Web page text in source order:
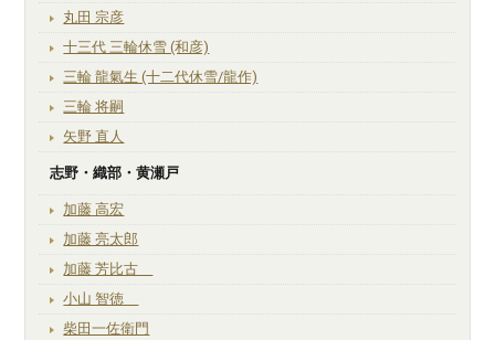
丸田 宗彦
十三代 三輪休雪 (和彦)
三輪 龍氣生 (十二代休雪/龍作)
三輪 将嗣
矢野 直人
志野・織部・黄瀬戸
加藤 高宏
加藤 亮太郎
加藤 芳比古
小山 智徳
柴田一佐衛門